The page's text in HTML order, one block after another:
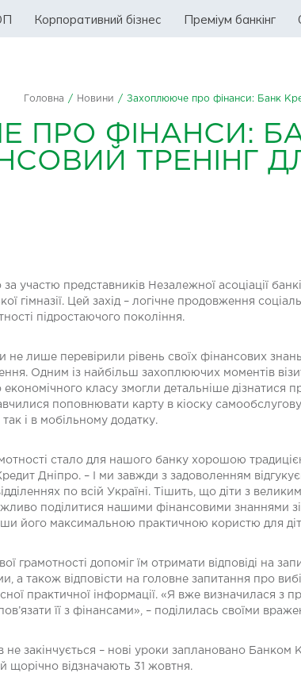
Корпоративний бізнес Преміум банкінг
Головна / Новини / Захоплююче про фінанси: Банк
ПРО ФІНАНСИ:
ТРЕНІНГ
участю представників Незалежної асоціації
гімназії. Цей захід – логічне продовження
підростаючого покоління.
не лише перевірили рівень своїх фінансових
Одним із найбільш захоплюючих моментів
економічного класу змогли детальніше дізнатися
поповнювати карту в кіоску
і в мобільному додатку.
стало для нашого банку хорошою
Дніпро. – І ми завжди з задоволенням
по всій Україні. Тішить, що діти з
поділитися нашими фінансовими знаннями
його максимальною практичною користю для
грамотності допоміг їм отримати відповіді на
а також відповісти на головне запитання про
практичної інформації. «Я вже визначилася з
її з фінансами», – поділилась своїми
не закінчується – нові уроки заплановано
щорічно відзначають 31 жовтня.